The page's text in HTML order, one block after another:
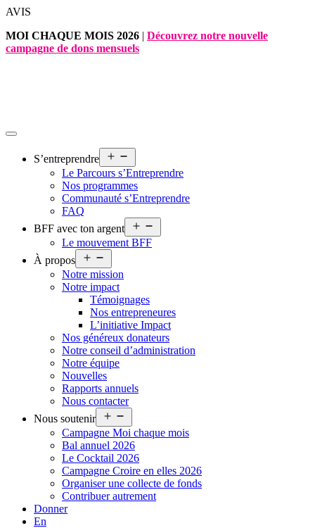
Aller
contenu
AVIS
MOI CHAQUE MOIS 2026 | Découvrez notre nouvelle
campagne de dons mensuels
S’entreprendre
le
menu
Le Parcours s’Entreprendre
Nos programmes
Communauté s’Entreprendre
FAQ
BFF avec ton argent
le
Le mouvement BFF
À propos
le
menu
Notre mission
Notre impact
Témoignages
Nos entrepreneures
L’initiative Impact
Nos généreux donateurs
Notre conseil d’administration
Notre équipe
Nouvelles
Rapports annuels
Nous contacter
Nous soutenir
le
menu
Campagne Moi chaque mois
Bal annuel 2026
Le Cocktail 2026
Campagne Croire en elles 2026
Organiser une collecte de fonds
Contribuer autrement
Donner
En